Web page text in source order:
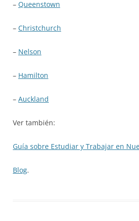
– Queenstown
– Christchurch
– Nelson
– Hamilton
– Auckland
Ver también:
Guía sobre Estudiar y Trabajar en
Blog.